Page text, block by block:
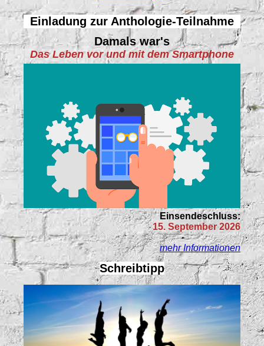
Einladung zur Anthologie-Teilnahme
Damals war's
Das Leben vor und mit dem Smartphone
Einsendeschluss:
15. September 2026
mehr Informationen
Schreibtipp